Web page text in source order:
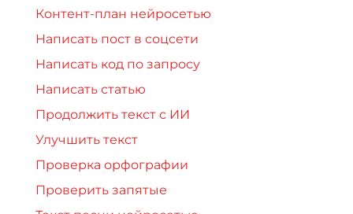
Контент-план нейросетью
Написать пост в соцсети
Написать код по запросу
Написать статью
Продолжить текст с ИИ
Улучшить текст
Проверка орфографии
Проверить запятые